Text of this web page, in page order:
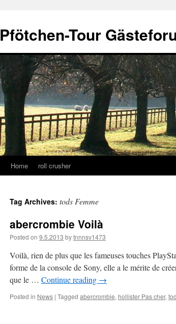
content
Pfötchen-Tour
Home roll crusher
Tag Archives: tods Femme
abercrombie Voilà
Posted on 9.5.2013 bytnnnsv1473
Voilà, rien de plus que les fameuses touches
forme de la console de Sony, elle a le mérite de
que le … Continue reading →
Posted in News | Tagged abercrombie, hollister Pas cher,